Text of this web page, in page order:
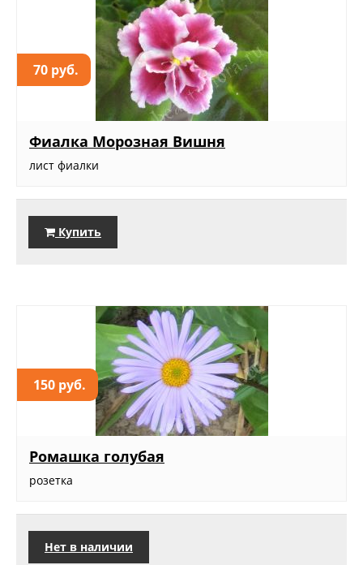
70 руб.
Фиалка Морозная Вишня
лист фиалки
Купить
150 руб.
Ромашка голубая
розетка
Нет в наличии